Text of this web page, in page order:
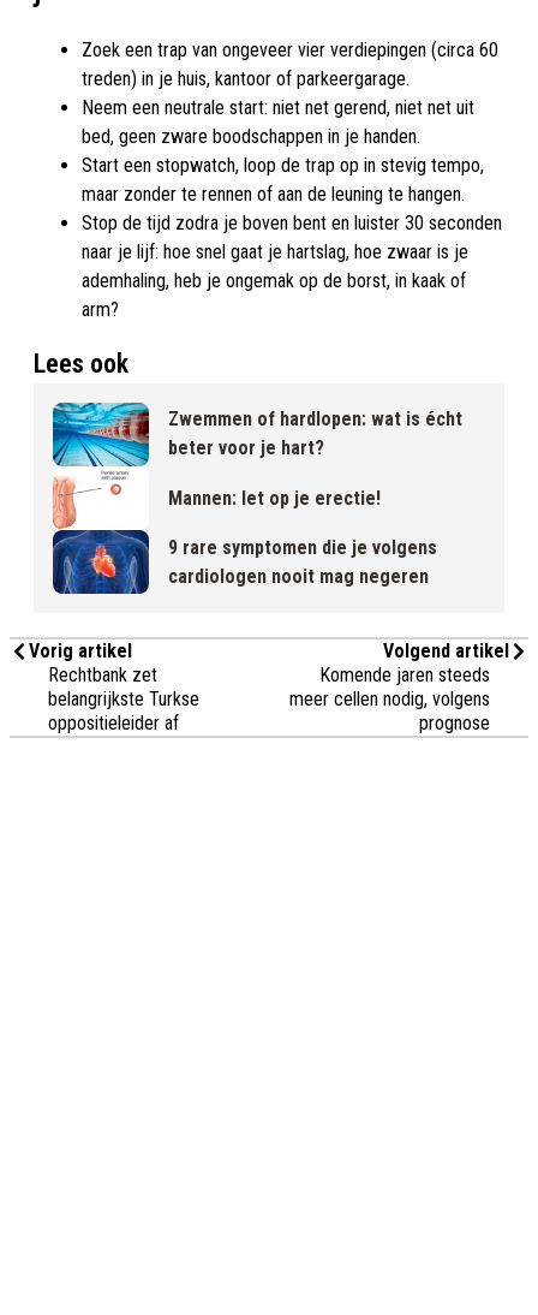
Zoek een trap van ongeveer vier verdiepingen (circa 60
treden) in je huis, kantoor of parkeergarage.
Neem een neutrale start: niet net gerend, niet net uit
bed, geen zware boodschappen in je handen.
Start een stopwatch, loop de trap op in stevig tempo,
maar zonder te rennen of aan de leuning te hangen.
Stop de tijd zodra je boven bent en luister 30 seconden
naar je lijf: hoe snel gaat je hartslag, hoe zwaar is je
ademhaling, heb je ongemak op de borst, in kaak of
arm?
Lees ook
Zwemmen of hardlopen: wat is écht
beter voor je hart?
Mannen: let op je erectie!
9 rare symptomen die je volgens
cardiologen nooit mag negeren
Vorig artikel
Rechtbank zet
belangrijkste Turkse
oppositieleider af
Volgend artikel
Komende jaren steeds
meer cellen nodig, volgens
prognose